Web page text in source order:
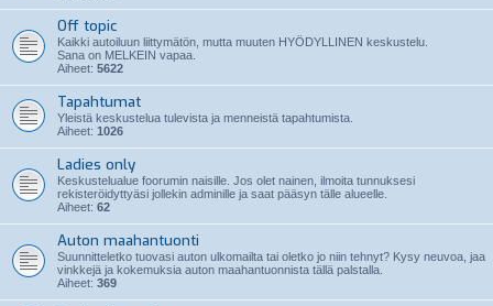
Off topic
Kaikki autoiluun liittymätön, mutta muuten HYÖDYLLINEN keskustelu.
Sana on MELKEIN vapaa.
Aiheet: 5622
Tapahtumat
Yleistä keskustelua tulevista ja menneistä tapahtumista.
Aiheet: 1026
Ladies only
Keskustelualue foorumin naisille. Jos olet nainen, ilmoita tunnuksesi
rekisteröidyttyäsi jollekin adminille ja saat pääsyn tälle alueelle.
Aiheet: 62
Auton maahantuonti
Suunnitteletko tuovasi auton ulkomailta tai oletko jo niin tehnyt? Kysy neuvoa, jaa
vinkkejä ja kokemuksia auton maahantuonnista tällä palstalla.
Aiheet: 369